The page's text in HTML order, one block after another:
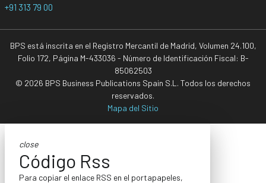
+91 313 79 00
BPS está inscrita en el Registro Mercantil de Madrid, Volumen 24.100,
Folio 172, Página M-433036 - Número de Identificación Fiscal: B-
85062503
© 2026 BPS Business Publications Spain S.L. Todos los derechos
reservados.
Mapa del Sitio
close
Código Rss
Para copiar el enlace RSS en el portapapeles,